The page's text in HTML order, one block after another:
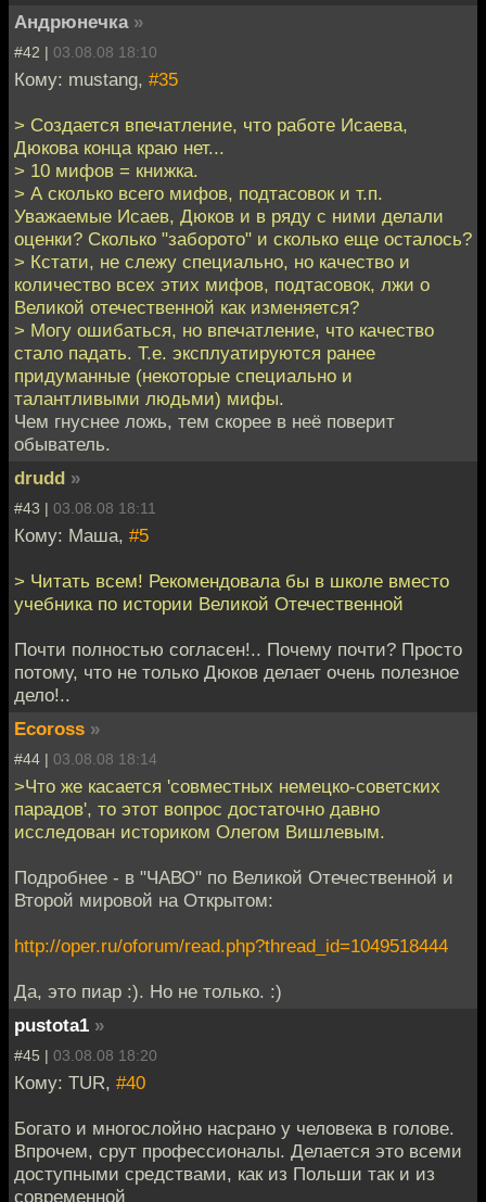
Андрюнечка »
#42 | 03.08.08 18:10
Кому: mustang, #35
> Создается впечатление, что работе Исаева,
Дюкова конца краю нет...
> 10 мифов = книжка.
> А сколько всего мифов, подтасовок и т.п.
Уважаемые Исаев, Дюков и в ряду с ними делали
оценки? Сколько "заборото" и сколько еще осталось?
> Кстати, не слежу специально, но качество и
количество всех этих мифов, подтасовок, лжи о
Великой отечественной как изменяется?
> Могу ошибаться, но впечатление, что качество
стало падать. Т.е. эксплуатируются ранее
придуманные (некоторые специально и
талантливыми людьми) мифы.
Чем гнуснее ложь, тем скорее в неё поверит
обыватель.
drudd »
#43 | 03.08.08 18:11
Кому: Маша, #5
> Читать всем! Рекомендовала бы в школе вместо
учебника по истории Великой Отечественной
Почти полностью согласен!.. Почему почти? Просто
потому, что не только Дюков делает очень полезное
дело!..
Ecoross »
#44 | 03.08.08 18:14
>Что же касается 'совместных немецко-советских
парадов', то этот вопрос достаточно давно
исследован историком Олегом Вишлевым.
Подробнее - в "ЧАВО" по Великой Отечественной и
Второй мировой на Открытом:
http://oper.ru/oforum/read.php?thread_id=1049518444
Да, это пиар :). Но не только. :)
pustota1 »
#45 | 03.08.08 18:20
Кому: TUR, #40
Богато и многослойно насрано у человека в голове.
Впрочем, срут профессионалы. Делается это всеми
доступными средствами, как из Польши так и из
современной